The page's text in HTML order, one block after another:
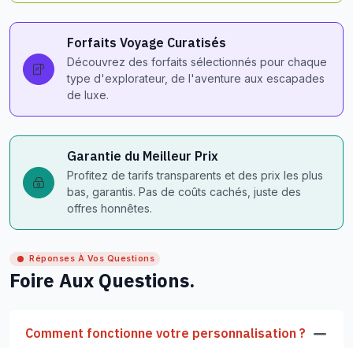
Forfaits Voyage Curatisés
Découvrez des forfaits sélectionnés pour chaque
type d'explorateur, de l'aventure aux escapades
de luxe.
Garantie du Meilleur Prix
Profitez de tarifs transparents et des prix les plus
bas, garantis. Pas de coûts cachés, juste des
offres honnêtes.
Réponses À Vos Questions
Foire Aux Questions.
Comment fonctionne votre personnalisation ?